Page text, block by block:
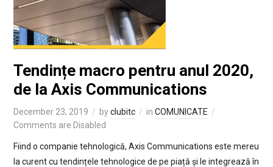
Tendințe macro pentru anul 2020,
de la Axis Communications
December 23, 2019 byclubitc in COMUNICATE
Comments are Disabled
Fiind o companie tehnologică, Axis Communications este mereu
la curent cu tendințele tehnologice de pe piață și le integrează în